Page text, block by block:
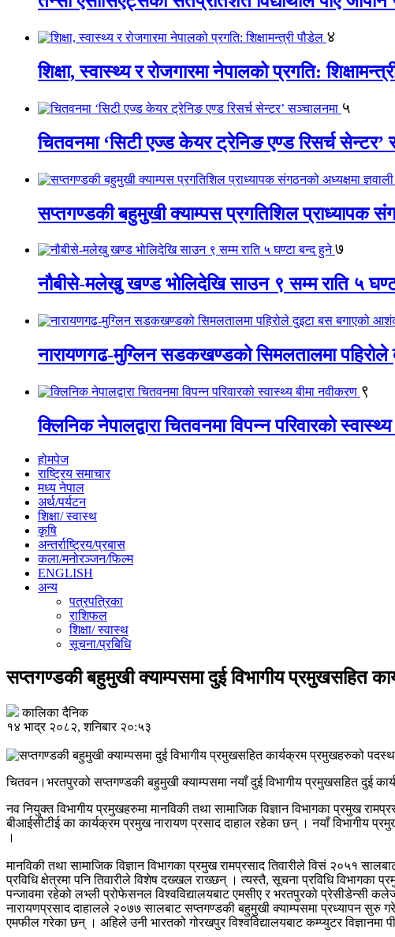
४
शिक्षा, स्वास्थ्य र रोजगारमा नेपालको प्रगति:
५
चितवनमा ‘सिटी एज्ड केयर ट्रेनिङ एण्ड रिसर्च सेन्टर’
सप्तगण्डकी बहुमुखी क्याम्पस प्रगतिशिल प्राध्यापक
७
नौबीसे-मलेखु खण्ड भोलिदेखि साउन ९ सम्म राति ५
नारायणगढ-मुग्लिन सडकखण्डको सिमलतालमा
९
क्लिनिक नेपालद्वारा चितवनमा विपन्न परिवारको
होमपेज
राष्ट्रिय समाचार
मध्य नेपाल
अर्थ/पर्यटन
शिक्षा/ स्वास्थ
कृषि
अन्तर्राष्ट्रिय/प्रबास
कला/मनोरञ्जन/फिल्म
ENGLISH
अन्य
पत्रपत्रिका
राशिफल
शिक्षा/ स्वास्थ
सूचना/प्रबिधि
सप्तगण्डकी बहुमुखी क्याम्पसमा दुई विभागीय प्रमुखसहित
कालिका दैनिक
१४ भाद्र २०८२, शनिबार २०:५३
चितवन।भरतपुरको सप्तगण्डकी बहुमुखी क्याम्पसमा नयाँ दुई विभागीय प्रमुखसहित दुई
नव नियुक्त विभागीय प्रमुखहरुमा मानविकी तथा सामाजिक विज्ञान विभागका प्रमुख
बीआईसीटीई का कार्यक्रम प्रमुख नारायण प्रसाद दाहाल रहेका छन् । नयाँ विभागीय
।
मानविकी तथा सामाजिक विज्ञान विभागका प्रमुख रामप्रसाद तिवारीले विसं २०५१
प्रविधि क्षेत्रमा पनि तिवारीले विशेष दख्खल राख्छन् । त्यस्तै, सूचना प्रविधि विभागका
पन्जावमा रहेको लभ्ली प्रोफेसनल विश्वविद्यालयबाट एमसीए र भरतपुरको प्रेसीडेन्सी
नारायणप्रसाद दाहालले २०७७ सालबाट सप्तगण्डकी बहुमुखी क्याम्पसमा प्रध्यापन सुरु
एमफील गरेका छन् । अहिले उनी भारतको गोरखपुर विश्वविद्यालयबाट कम्प्युटर विज्ञानमा